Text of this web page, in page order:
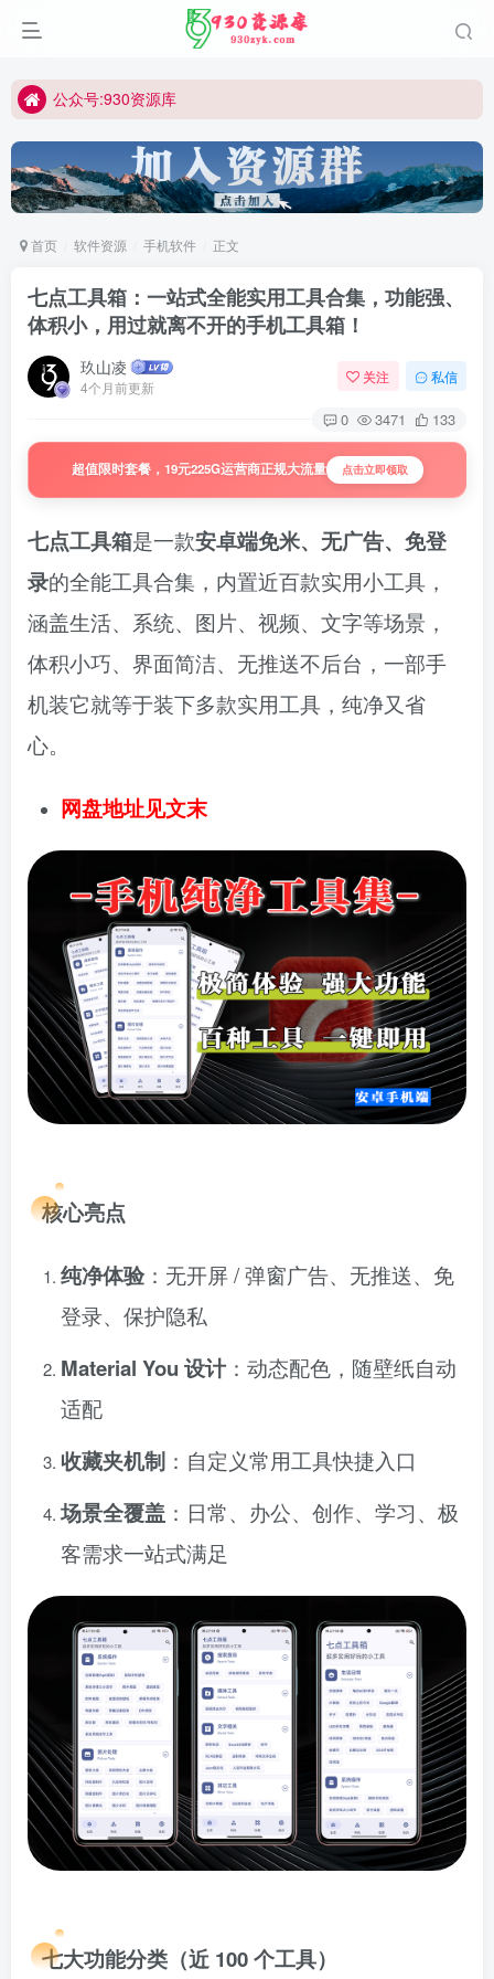
公众号:930资源库
首页 软件资源 手机软件 正文
七点工具箱：一站式全能实用工具合集，功能强、
体积小，用过就离不开的手机工具箱！
玖山凌
4个月前更新
关注 私信
0 3471 133
超值限时套餐，19元225G运营商正规大流量 点击立即领取
七点工具箱是一款安卓端免米、无广告、免登
录的全能工具合集，内置近百款实用小工具，
涵盖生活、系统、图片、视频、文字等场景，
体积小巧、界面简洁、无推送不后台，一部手
机装它就等于装下多款实用工具，纯净又省
心。
网盘地址见文末
核心亮点
纯净体验：无开屏 / 弹窗广告、无推送、免
登录、保护隐私
Material You 设计 ：动态配色，随壁纸自动
适配
收藏夹机制 ：自定义常用工具快捷入口
场景全覆盖 ：日常、办公、创作、学习、极
客需求一站式满足
七大功能分类（近 100 个工具）